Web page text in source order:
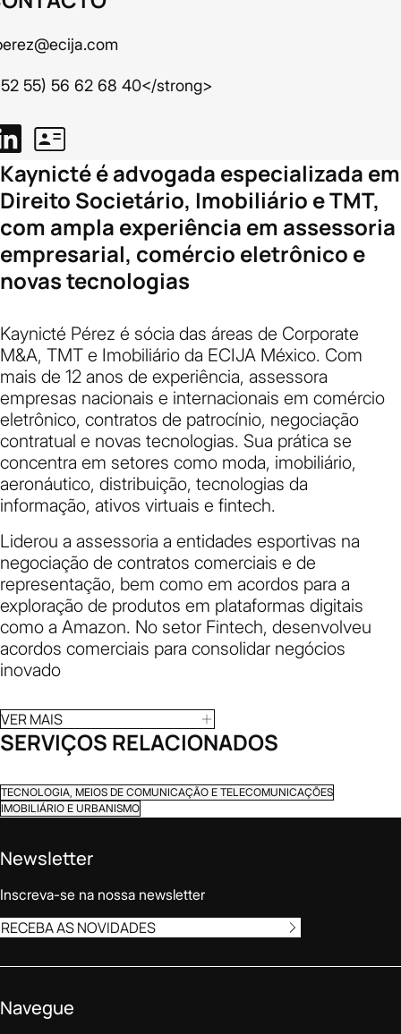
55) 56 62 68 40</strong>
Kaynicté é advogada especializada em
Direito Societário, Imobiliário e TMT,
com ampla experiência em assessoria
empresarial, comércio eletrônico e
novas tecnologias
Kaynicté Pérez é sócia das áreas de Corporate
M&A, TMT e Imobiliário da ECIJA México. Com
mais de 12 anos de experiência, assessora
empresas nacionais e internacionais em comércio
eletrônico, contratos de patrocínio, negociação
contratual e novas tecnologias. Sua prática se
concentra em setores como moda, imobiliário,
aeronáutico, distribuição, tecnologias da
informação, ativos virtuais e fintech.
Liderou a assessoria a entidades esportivas na
negociação de contratos comerciais e de
representação, bem como em acordos para a
exploração de produtos em plataformas digitais
como a Amazon. No setor Fintech, desenvolveu
acordos comerciais para consolidar negócios
inovado
VER MAIS
SERVIÇOS RELACIONADOS
TECNOLOGIA, MEIOS DE COMUNICAÇÃO E TELECOMUNICAÇÕES
IMOBILIÁRIO E URBANISMO
Newsletter
Inscreva-se na nossa newsletter
RECEBA AS NOVIDADES
Navegue